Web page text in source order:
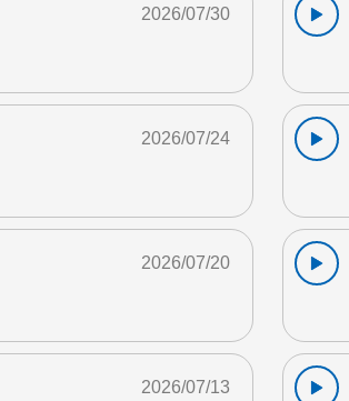
2026/07/30
2026/07/24
2026/07/20
2026/07/13